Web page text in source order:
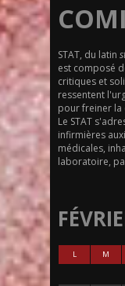
STAT, du latin
est composé
critiques et
ressentent
pour freiner la
Le STAT
infirmières
médicales,
laboratoire,
L M